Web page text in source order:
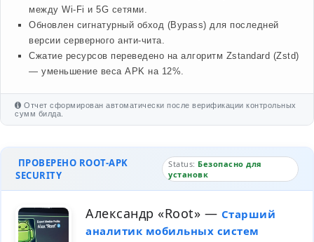
между Wi-Fi и 5G сетями.
Обновлен сигнатурный обход (Bypass) для последней
версии серверного анти-чита.
Сжатие ресурсов переведено на алгоритм Zstandard (Zstd)
— уменьшение веса APK на 12%.
Отчет сформирован автоматически после верификации контрольных
сумм билда.
ПРОВЕРЕНО ROOT-APK
SECURITY
Status: Безопасно для
установк
Александр «Root» — Старший
аналитик мобильных систем